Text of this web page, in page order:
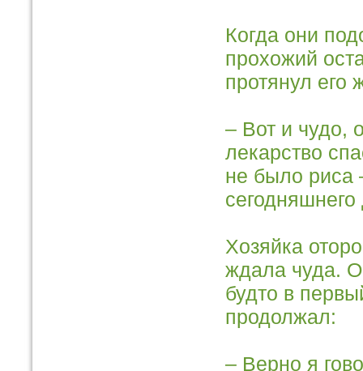
Когда они
прохожий
протянул его
– Вот и чудо,
лекарство
не было риса
сегодняшнего
Хозяйка
ждала чуда.
будто в
продолжал:
– Верно я